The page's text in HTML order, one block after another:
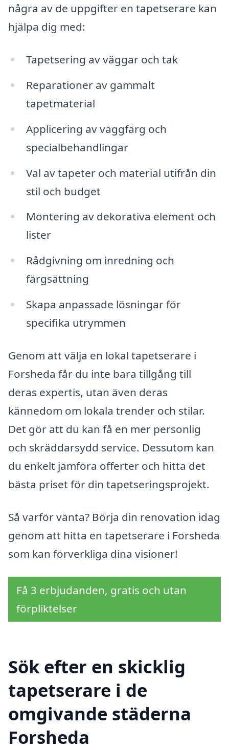
några av de uppgifter en tapetserare kan
hjälpa dig med:
Tapetsering av väggar och tak
Reparationer av gammalt
tapetmaterial
Applicering av väggfärg och
specialbehandlingar
Val av tapeter och material utifrån din
stil och budget
Montering av dekorativa element och
lister
Rådgivning om inredning och
färgsättning
Skapa anpassade lösningar för
specifika utrymmen
Genom att välja en lokal tapetserare i
Forsheda får du inte bara tillgång till
deras expertis, utan även deras
kännedom om lokala trender och stilar.
Det gör att du kan få en mer personlig
och skräddarsydd service. Dessutom kan
du enkelt jämföra offerter och hitta det
bästa priset för din tapetseringsprojekt.
Så varför vänta? Börja din renovation idag
genom att hitta en tapetserare i Forsheda
som kan förverkliga dina visioner!
Få 3 erbjudanden, gratis och utan
förpliktelser
Sök efter en skicklig
tapetserare i de
omgivande städerna
Forsheda